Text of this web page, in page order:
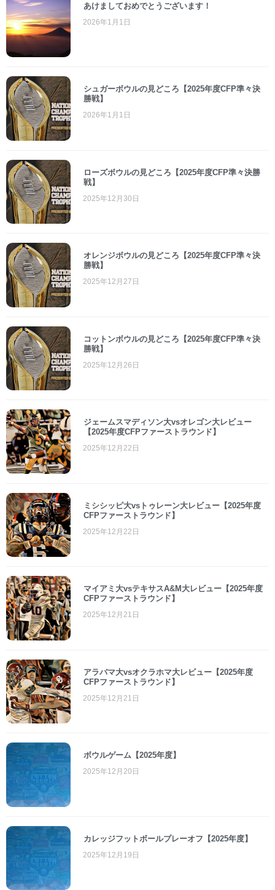
あけましておめでとうございます！
2026年1月1日
シュガーボウルの見どころ【2025年度CFP準々決
勝戦】
2026年1月1日
ローズボウルの見どころ【2025年度CFP準々決勝
戦】
2025年12月30日
オレンジボウルの見どころ【2025年度CFP準々決
勝戦】
2025年12月27日
コットンボウルの見どころ【2025年度CFP準々決
勝戦】
2025年12月26日
ジェームスマディソン大vsオレゴン大レビュー
【2025年度CFPファーストラウンド】
2025年12月22日
ミシシッピ大vsトゥレーン大レビュー【2025年度
CFPファーストラウンド】
2025年12月22日
マイアミ大vsテキサスA&M大レビュー【2025年度
CFPファーストラウンド】
2025年12月21日
アラバマ大vsオクラホマ大レビュー【2025年度
CFPファーストラウンド】
2025年12月21日
ボウルゲーム【2025年度】
2025年12月20日
カレッジフットボールプレーオフ【2025年度】
2025年12月19日